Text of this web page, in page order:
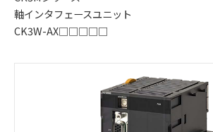
軸インタフェースユニット
CK3W-AX□□□□□